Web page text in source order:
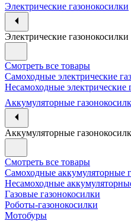
Электрические газонокосилки
Электрические газонокосилки
Смотреть все товары
Самоходные электрические
Несамоходные электрические
Аккумуляторные
Аккумуляторные
Смотреть все товары
Самоходные аккумуляторные
Несамоходные
Газовые газонокосилки
Роботы-газонокосилки
Мотобуры